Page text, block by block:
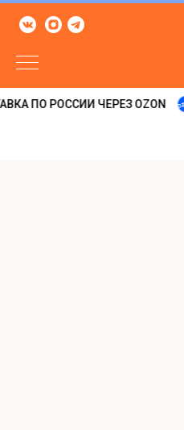
ПО РОССИИ ЧЕРЕЗ OZON